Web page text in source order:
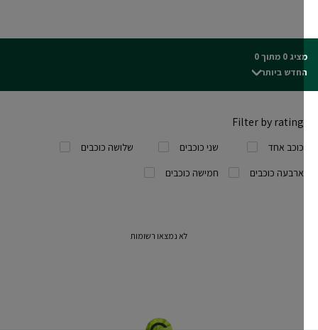
0 מתוך 0
ביותר
Filter by rating
כוכב אחד שני כוכבים
שלושה כוכבים
ארבעה כוכבים
חמישה כוכבים
לא נמצאו רשומות